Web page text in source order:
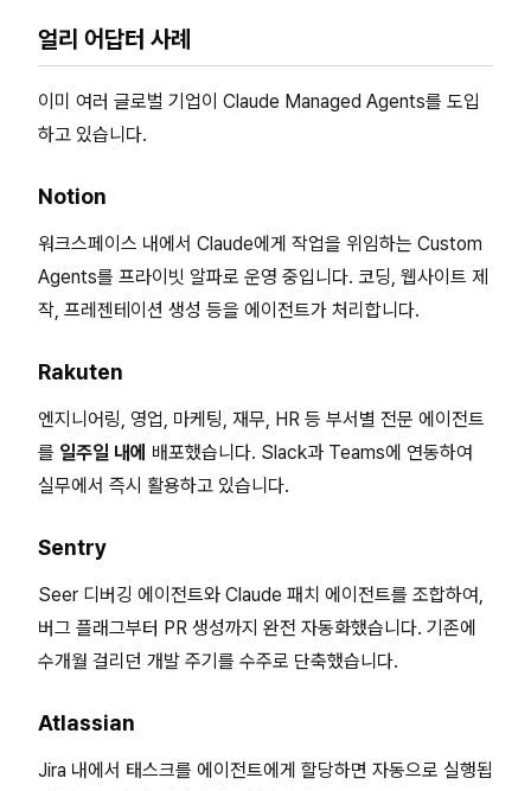
얼리 어답터 사례
이미 여러 글로벌 기업이 Claude Managed Agents를 도입
하고 있습니다.
Notion
워크스페이스 내에서 Claude에게 작업을 위임하는 Custom
Agents를 프라이빗 알파로 운영 중입니다. 코딩, 웹사이트 제
작, 프레젠테이션 생성 등을 에이전트가 처리합니다.
Rakuten
엔지니어링, 영업, 마케팅, 재무, HR 등 부서별 전문 에이전트
를 일주일 내에 배포했습니다. Slack과 Teams에 연동하여
실무에서 즉시 활용하고 있습니다.
Sentry
Seer 디버깅 에이전트와 Claude 패치 에이전트를 조합하여,
버그 플래그부터 PR 생성까지 완전 자동화했습니다. 기존에
수개월 걸리던 개발 주기를 수주로 단축했습니다.
Atlassian
Jira 내에서 태스크를 에이전트에게 할당하면 자동으로 실행됩